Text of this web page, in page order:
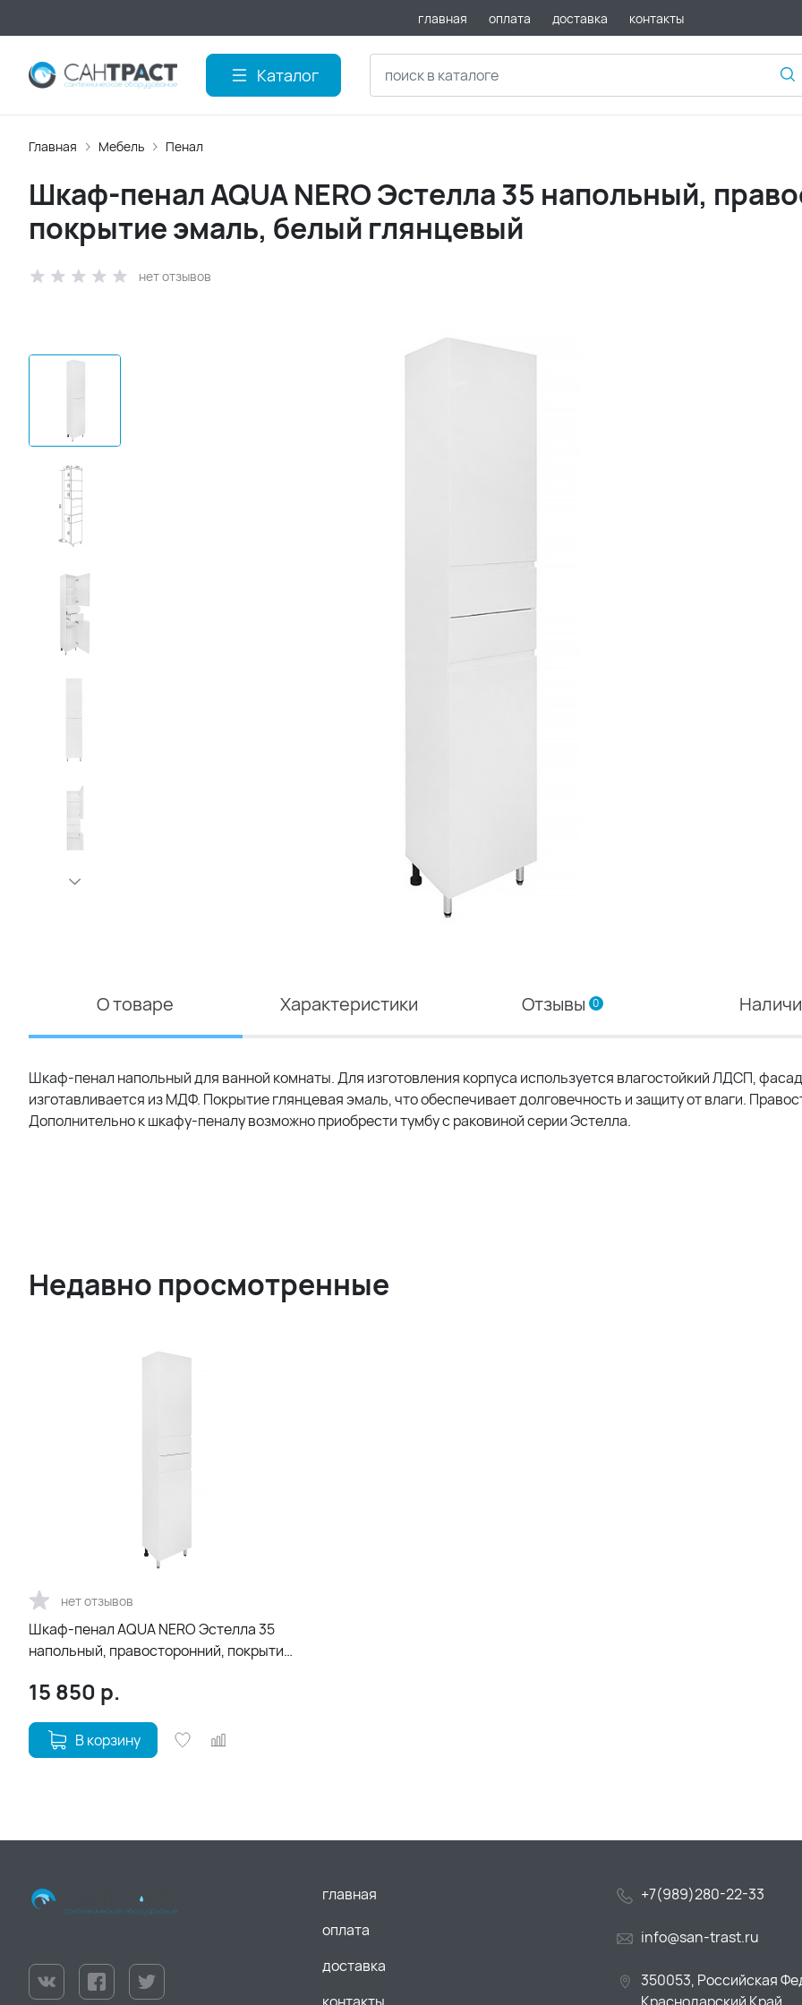
главная оплата доставка контакты
Каталог
Главная Мебель Пенал
Шкаф-пенал AQUA NERO Эстелла 35 напольный,
покрытие эмаль, белый глянцевый
нет отзывов
О товаре Характеристики Отзывы 0
Шкаф-пенал напольный для ванной комнаты. Для изготовления корпуса используется влагостойкий ЛДСП, фасад
изготавливается из МДФ. Покрытие глянцевая эмаль, что обеспечивает долговечность и защиту от влаги.
Дополнительно к шкафу-пеналу возможно приобрести тумбу с раковиной серии Эстелла.
Недавно просмотренные
нет отзывов
Шкаф-пенал AQUA NERO Эстелла 35
напольный, правосторонний, покрытие
15 850 р.
В корзину
главная
оплата
доставка
+7(989)280-22-33
info@san-trast.ru
350053, Российская